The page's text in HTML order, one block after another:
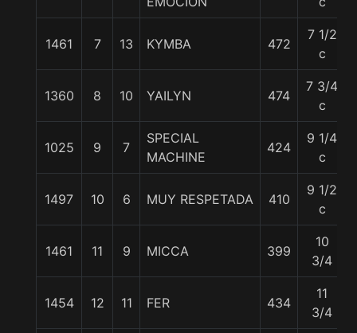
1461 7 13 KYMBA 472
7 1/2
c
1360 8 10 YAILYN 474
7 3/4
c
1025 9 7
SPECIAL
MACHINE
424
9 1/4
c
1497 10 6 MUY RESPETADA 410
9 1/2
c
1461 11 9 MICCA 399
10
3/4
1454 12 11 FER 434
11
3/4